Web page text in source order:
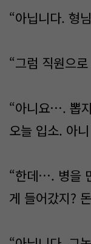
“아닙니다. 형
“그럼 직원으
“아니요…. 뽑
오늘 입소. 아
“한데…. 병을
게 들어갔지?